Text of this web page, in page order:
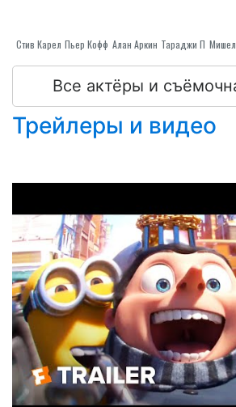
Стив КареллПьер КоффинАлан Аркин Тараджи П. Хенсон
Все актёры и
Трейлеры и видео